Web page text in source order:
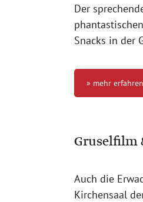
Der
Snacks in der
» mehr erfahren
Gruselfilm
Auch die
Kirchensaal